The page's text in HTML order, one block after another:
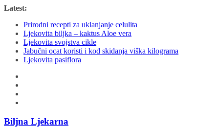
Skip
content
Latest:
Prirodni recepti za uklanjanje celulita
Ljekovita biljka – kaktus Aloe vera
Ljekovita svojstva cikle
Jabučni ocat koristi i kod skidanja viška kilograma
Ljekovita pasiflora
Biljna Ljekarna